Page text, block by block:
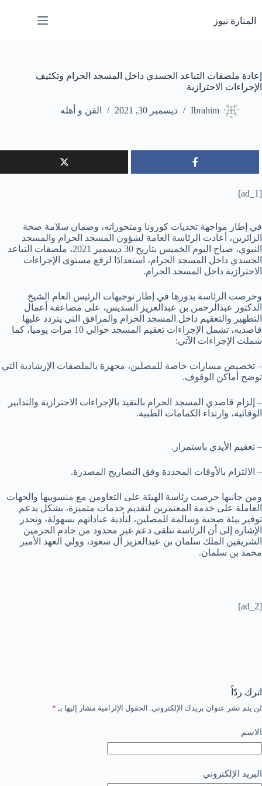
إلى
المحتوى
المنارة نيوز
إعادة ملصقات التباعد الجسدي داخل المسجد الحرام وتكثيف
الإجراءات الاحترازية
Ibrahim ديسمبر 30, 2021 الفن و أهله
[ad_1]
في إطار مواجهة تحديات كورونا ومتحوراته، وضمان سلامة صحة
الزائرين، أعادت الرئاسة العامة لشؤون المسجد الحرام والمسجد
النبوي، صباح اليوم الخميس بتاريخ 30 ديسمبر 2021، ملصقات التباعد
الجسدي داخل المسجد الحرام، استعدادًا لرفع مستوى الإجراءات
الاحترازية داخل المسجد الحرام.
وحرصت الرئاسة بدورها في إطار توجيهات الرئيس العام الشيخ
الدكتور عبدالرحمن بن عبدالعزيز السديس، على مضاعفة أعمال
التطهير والتعقيم داخل المسجد الحرام والمرافق التي يتردد عليها
قاصديه، تشمل الإجراءات تعقيم المسجد حوالي 10 مرات يوميا، كما
شملت الإجراءات الآتي:
– تخصيص مسارات خاصة للمصلين، مجهزة بالملصقات الإرشادية التي
توضح أماكن الوقوف.
– إلزام قاصدي المسجد الحرام بالتقيد بالإجراءات الاحترازية والتدابير
الوقائية، وارتداء الكمامات الطبية.
– تعقيم الأيدي باستمرار.
– الالتزام بالأوقات المحددة وفق التصاريح المصدرة.
ومن جانبها حرصت رئاسة الهيئة على التعاومن مع منسوبيها والجهات
العاملة على خدمة المعتمرين لتقديم خدمات متميزة، بشكل يدعم
توفير بيئة صحية وسالمة للمصلين، لتأدية عباداتهم بسهولة، وتجدر
الإشارة إلى أن الرئاسة تتلقى دعم غير محدود من خادم الحرمين
الشريفين الملك سلمان بن عبدالعزيز آل سعود، وولي العهد الأمير
محمد بن سلمان.
[ad_2]
اترك ردّاً
لن يتم نشر عنوان بريدك الإلكتروني. الحقول الإلزامية مشار إليها بـ *
الاسم
البريد الإلكتروني